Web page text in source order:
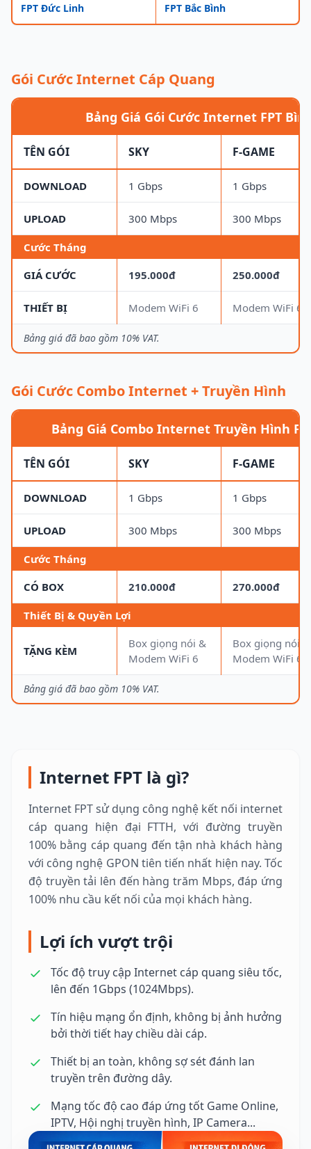
FPT Đức Linh FPT Bắc Bình
Gói Cước Internet Cáp Quang
Bảng Giá Gói Cước Internet FPT
TÊN GÓI SKY F-GAME
DOWNLOAD 1 Gbps 1 Gbps
UPLOAD 300 Mbps 300 Mbps
Cước Tháng
GIÁ CƯỚC
195.000đ 250.000đ
THIẾT BỊ Modem WiFi 6 Modem WiFi 6
Bảng giá đã bao gồm 10% VAT.
Gói Cước Combo Internet + Truyền Hình
Bảng Giá Combo Internet Truyền Hình
TÊN GÓI SKY F-GAME
DOWNLOAD 1 Gbps 1 Gbps
UPLOAD 300 Mbps 300 Mbps
Cước Tháng
CÓ BOX
210.000đ 270.000đ
Thiết Bị & Quyền Lợi
TẶNG KÈM
Box giọng nói &
Modem WiFi 6
Box giọng nói &
Modem WiFi 6
Bảng giá đã bao gồm 10% VAT.
Internet FPT là gì?
Internet FPT sử dụng công nghệ kết nối internet
cáp quang hiện đại FTTH, với đường truyền
100% bằng cáp quang đến tận nhà khách hàng
với công nghệ GPON tiên tiến nhất hiện nay. Tốc
độ truyền tải lên đến hàng trăm Mbps, đáp ứng
100% nhu cầu kết nối của mọi khách hàng.
Lợi ích vượt trội
Tốc độ truy cập Internet cáp quang siêu tốc,
lên đến 1Gbps (1024Mbps).
Tín hiệu mạng ổn định, không bị ảnh hưởng
bởi thời tiết hay chiều dài cáp.
Thiết bị an toàn, không sợ sét đánh lan
truyền trên đường dây.
Mạng tốc độ cao đáp ứng tốt Game Online,
IPTV, Hội nghị truyền hình, IP Camera...